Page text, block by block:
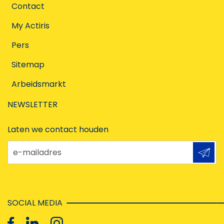
Contact
My Actiris
Pers
Sitemap
Arbeidsmarkt
NEWSLETTER
Laten we contact houden
e-mailadres
SOCIAL MEDIA